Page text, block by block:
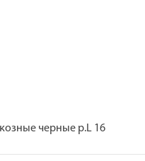
черные р.L 16